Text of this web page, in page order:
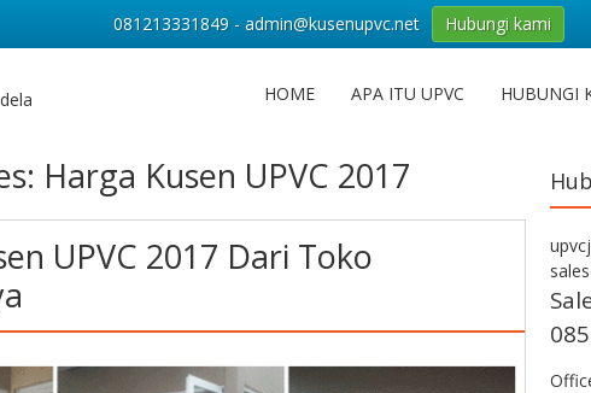
HOME APA ITU UPVC HUBUNGI
Harga Kusen UPVC 2017
UPVC 2017 Dari Toko
081213331849 - admin@kusenupvc.net Hubungi kami